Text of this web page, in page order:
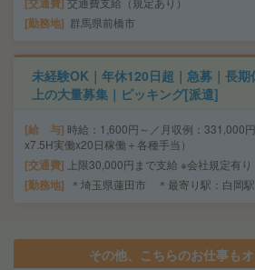
勤務地 群馬県前橋市
未経験OK｜年休120日超｜急募｜長
上の大量募集｜ピッキング[派遣]
給 与 時給：1,600円～／月収例：331,000
x7.5H実働x20日稼働＋各種手当）
交通費 上限30,000円まで支給 ※会社規定有り
勤務地 ＊埼玉県蓮田市 ＊最寄り駅：白岡駅
その他、こちらのお仕事も